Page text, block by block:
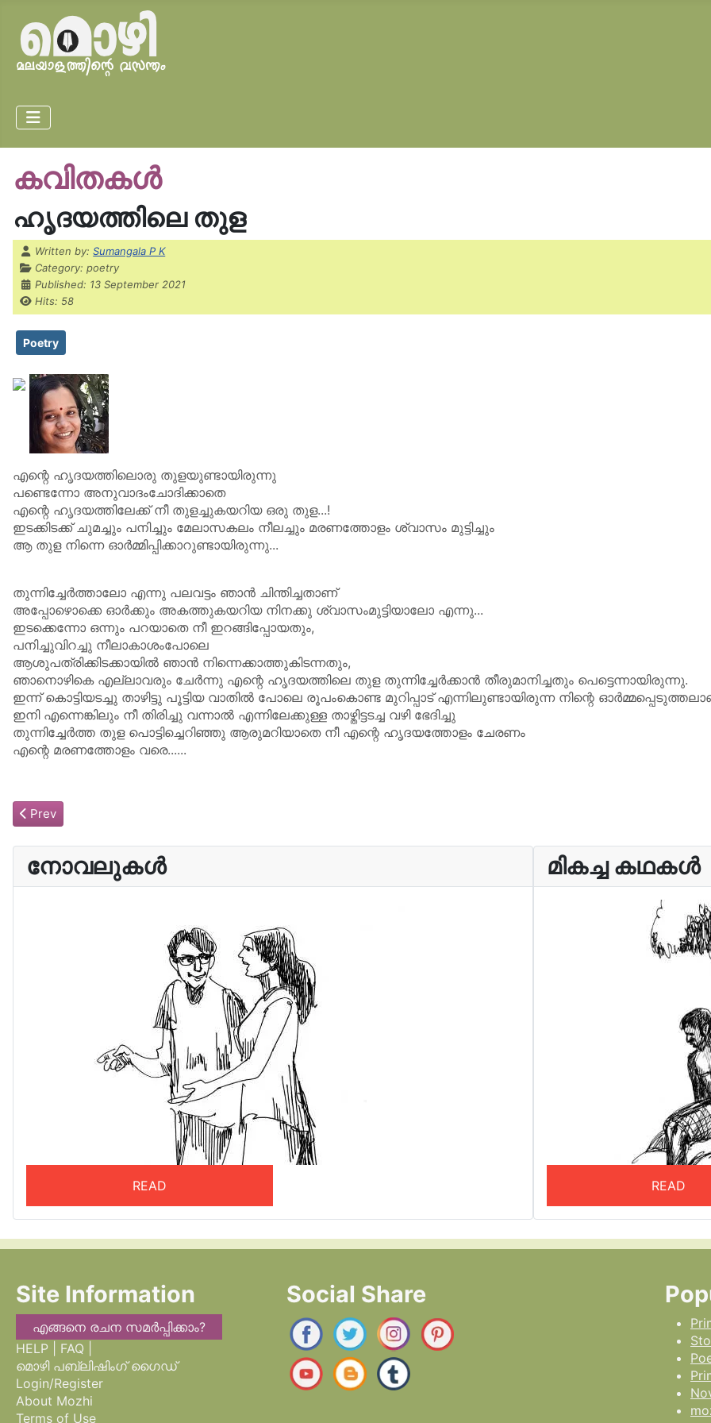
കവിതകൾ
ഹൃദയത്തിലെ തുള
Details
Written by:Sumangala P K
Category:poetry
Published: 13 September 2021
Hits: 58
Poetry
എന്റെ ഹൃദയത്തിലൊരു തുളയുണ്ടായിരുന്നു
പണ്ടെന്നോ അനുവാദംചോദിക്കാതെ
എന്റെ ഹൃദയത്തിലേക്ക് നീ തുളച്ചുകയറിയ ഒരു തുള...!
ഇടക്കിടക്ക് ചുമച്ചും പനിച്ചും മേലാസകലം നീലച്ചും മരണത്തോളം ശ്വാസം മുട്ടിച്ചും
ആ തുള നിന്നെ ഓർമ്മിപ്പിക്കാറുണ്ടായിരുന്നു...
തുന്നിച്ചേർത്താലോ എന്നു പലവട്ടം ഞാൻ ചിന്തിച്ചതാണ്
അപ്പോഴൊക്കെ ഓർക്കും അകത്തുകയറിയ നിനക്കു ശ്വാസംമുട്ടിയാലോ എന്നു...
ഇടക്കെന്നോ ഒന്നും പറയാതെ നീ ഇറങ്ങിപ്പോയതും,
പനിച്ചുവിറച്ചു നീലാകാശംപോലെ
ആശുപത്രിക്കിടക്കായിൽ ഞാൻ നിന്നെക്കാത്തുകിടന്നതും,
ഞാനൊഴികെ എല്ലാവരും ചേർന്നു എന്റെ ഹൃദയത്തിലെ തുള തുന്നിച്ചേർക്കാൻ തീരുമാനിച്ചതും പെട്ടെന്നായിരുന്നു.
ഇന്ന് കൊട്ടിയടച്ചു താഴിട്ടു പൂട്ടിയ വാതിൽ പോലെ രൂപംകൊണ്ട മുറിപ്പാട് എന്നിലുണ്ടായിരുന്ന നിന്റെ
ഇനി എന്നെങ്കിലും നീ തിരിച്ചു വന്നാൽ എന്നിലേക്കുള്ള താഴ്തിട്ടടച്ച വഴി ഭേദിച്ചു
തുന്നിച്ചേർത്ത തുള പൊട്ടിച്ചെറിഞ്ഞു ആരുമറിയാതെ നീ എന്റെ ഹൃദയത്തോളം ചേരണം
എന്റെ മരണത്തോളം വരെ......
Previous article: ചിതലെടുക്കാത്ത ചിലത്
Prev
നോവലുകൾ
READ
മികച്ച കഥകൾ
READ
Site Information
എങ്ങനെ രചന സമർപ്പിക്കാം?
HELP | FAQ |
മൊഴി പബ്ലിഷിംഗ് ഗൈഡ്
Login/Register
About Mozhi
Terms of Use
Social Share